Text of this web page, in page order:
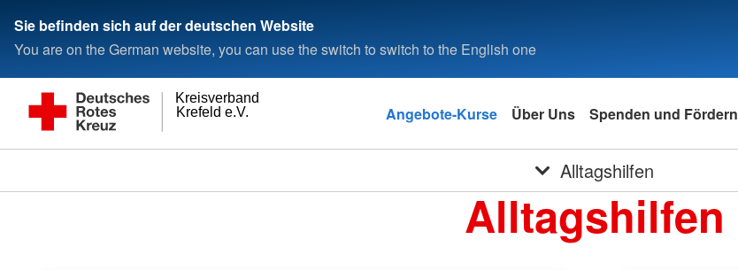
Sie befinden sich auf der deutschen Website
You are on the German website, you can use the switch to switch to the English one
Krefeld e.V.
Kreisverband
Angebote-Kurse Über Uns Spenden und Fördern
Alltagshilfen
Alltagshilfen